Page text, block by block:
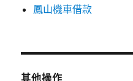
鳳山機車借款
其他操作